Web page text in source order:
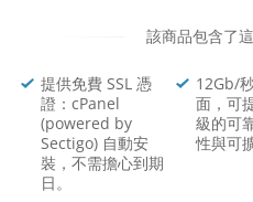
該商品包含了
提供免費 SSL 憑
證：cPanel
(powered by
Sectigo) 自動安
裝，不需擔心到期
日。
12Gb/
面，可
級的可
性與可